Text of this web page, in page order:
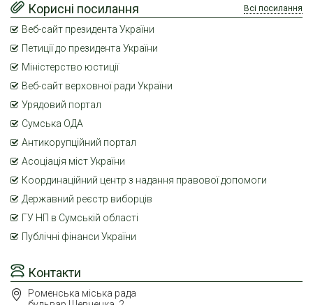
Контакти
Роменська міська рада
Корисні посилання Всі посилання
Веб-сайт президента України
Петиції до президента України
Міністерство юстиції
Веб-сайт верховної ради України
Урядовий портал
Сумська ОДА
Антикорупційний портал
Асоціація міст України
Координаційний центр з надання правової допомоги
Державний реєстр виборців
ГУ НП в Сумській області
Публічні фінанси України